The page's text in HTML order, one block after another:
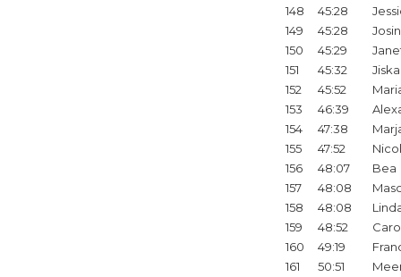
148
45:28
149
45:28
150
45:29
151
45:32
Jiska
152
45:52
153
46:39
154
47:38
155
47:52
156
48:07
Bea
157
48:08
158
48:08
159
48:52
160
49:19
161
50:51